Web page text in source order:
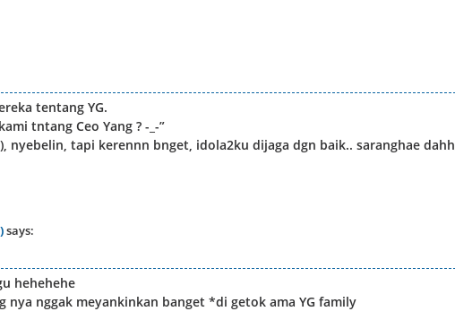
tentang YG.
tntang Ceo Yang ? -_-”
nyebelin, tapi kerennn bnget, idola2ku dijaga dgn baik.. saranghae dahh
says:
hehehehe
nya nggak meyankinkan banget *di getok ama YG family